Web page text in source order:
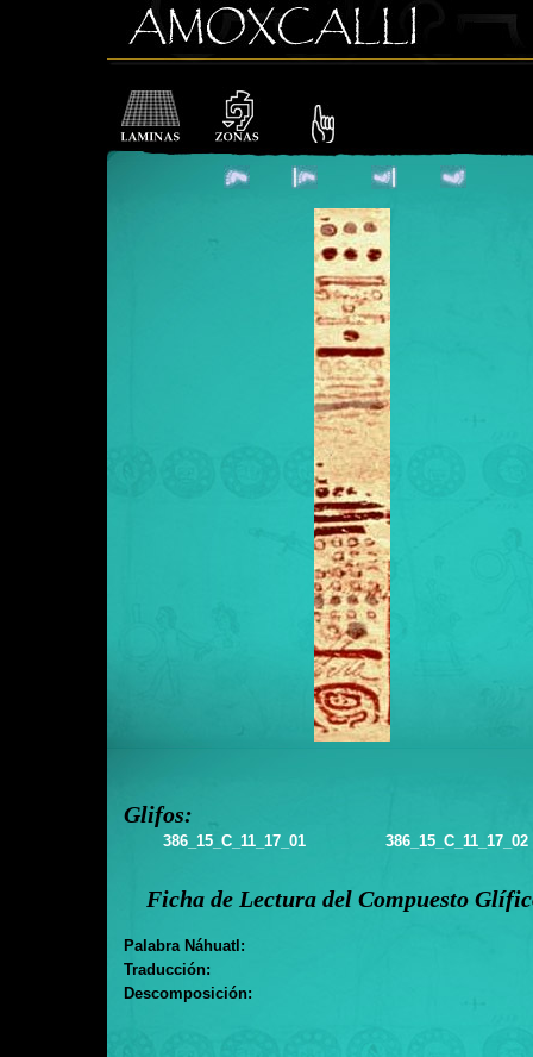
Glifos:
386_15_C_11_17_01 386_15_C_11_17_02
Ficha de Lectura del Compuesto
Palabra Náhuatl:
Traducción:
Descomposición: